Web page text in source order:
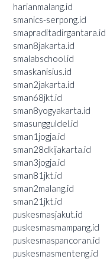
harianmalang.id
smanics-serpong.id
smapraditadirgantara.id
sman8jakarta.id
smalabschool.id
smaskanisius.id
sman2jakarta.id
sman68jkt.id
sman8yogyakarta.id
smasungguldel.id
sman1jogja.id
sman28dkijakarta.id
sman3jogja.id
sman81jkt.id
sman2malang.id
sman21jkt.id
puskesmasjakut.id
puskesmasmampang.id
puskesmaspancoran.id
puskesmasmenteng.id